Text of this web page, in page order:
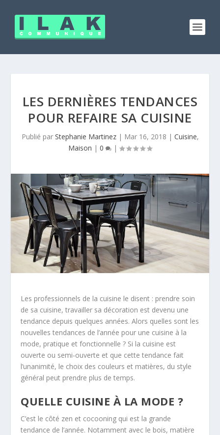
LES DERNIÈRES TENDANCES
POUR REFAIRE SA CUISINE
Publié par Stephanie Martinez| Mar 16, 2018 | Cuisine,
Maison | 0 |
Les professionnels de la cuisine le disent : prendre soin
de sa cuisine, travailler sa décoration est devenu une
tendance depuis quelques années. Alors quelles sont les
nouvelles tendances de l’année pour une cuisine à la
mode, pratique et fonctionnelle ? Si la cuisine est
ouverte ou semi-ouverte et que cette tendance fait
l’unanimité, le choix des couleurs et matières, du style
général peut prendre plus de temps.
QUELLE CUISINE À LA MODE ?
C’est le côté zen et cocooning qui est la grande
tendance de l’année. Notamment avec le bois, matière